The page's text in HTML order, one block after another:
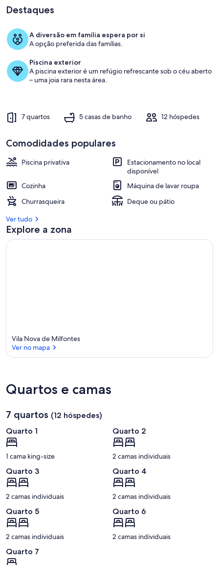
perto
do
mar
Piscina
Destaques
A diversão em família espera por si
A opção preferida das famílias.
Piscina exterior
A piscina exterior é um refúgio refrescante sob o céu aberto
– uma joia rara nesta área.
7 quartos 5 casas de banho 12 hóspedes
Comodidades populares
Piscina privativa
Estacionamento no local
disponível
Cozinha
Máquina de lavar roupa
Churrasqueira
Deque ou pátio
Ver tudo
Explore a zona
Vila Nova de Milfontes
Ver no mapa
Quartos e camas
7 quartos (12 hóspedes)
Quarto 1
1 cama king-size
Quarto 2
2 camas individuais
Quarto 3
2 camas individuais
Quarto 4
2 camas individuais
Quarto 5
2 camas individuais
Quarto 6
2 camas individuais
Quarto 7